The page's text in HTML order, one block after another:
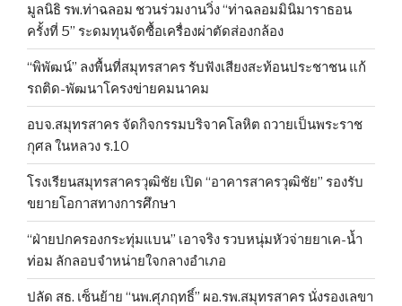
มูลนิธิ รพ.ท่าฉลอม ชวนร่วมงานวิ่ง “ท่าฉลอมมินิมาราธอน
ครั้งที่ 5” ระดมทุนจัดซื้อเครื่องผ่าตัดส่องกล้อง
“พิพัฒน์” ลงพื้นที่สมุทรสาคร รับฟังเสียงสะท้อนประชาชน แก้
รถติด-พัฒนาโครงข่ายคมนาคม
อบจ.สมุทรสาคร จัดกิจกรรมบริจาคโลหิต ถวายเป็นพระราช
กุศล ในหลวง ร.10
โรงเรียนสมุทรสาครวุฒิชัย เปิด “อาคารสาครวุฒิชัย” รองรับ
ขยายโอกาสทางการศึกษา
“ฝ่ายปกครองกระทุ่มแบน” เอาจริง รวบหนุ่มหัวจ่ายยาเค-น้ำ
ท่อม ลักลอบจำหน่ายใจกลางอำเภอ
ปลัด สธ. เซ็นย้าย “นพ.ศุภฤทธิ์” ผอ.รพ.สมุทรสาคร นั่งรองเลขา